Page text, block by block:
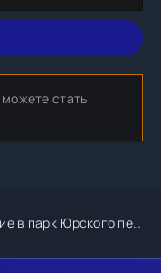
стать
парк Юрского периода